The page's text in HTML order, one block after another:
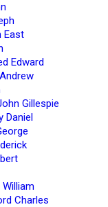
East
Edward
Gillespie
Daniel
Charles